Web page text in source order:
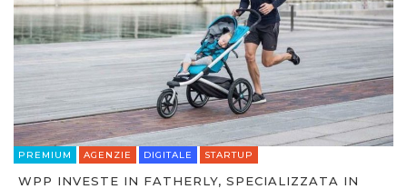
PREMIUM AGENZIE DIGITALE STARTUP
WPP INVESTE IN FATHERLY, SPECIALIZZATA IN